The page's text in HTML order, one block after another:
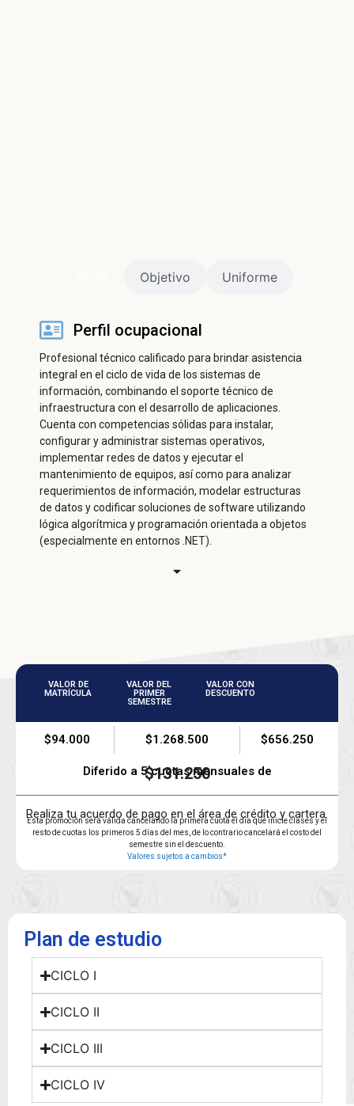
Objetivo Uniforme
Perfil ocupacional
Profesional técnico calificado para brindar asistencia
integral en el ciclo de vida de los sistemas de
información, combinando el soporte técnico de
infraestructura con el desarrollo de aplicaciones.
Cuenta con competencias sólidas para instalar,
configurar y administrar sistemas operativos,
implementar redes de datos y ejecutar el
mantenimiento de equipos, así como para analizar
requerimientos de información, modelar estructuras
de datos y codificar soluciones de software utilizando
lógica algorítmica y programación orientada a objetos
(especialmente en entornos .NET).
VALOR DE
MATRÍCULA
VALOR DEL
PRIMER
SEMESTRE
VALOR CON
DESCUENTO
$94.000 $1.268.500 $656.250
Diferido a 5 cuotas mensuales de
$131.250
Realiza tu acuerdo de pago en el área de crédito y cartera.
Esta promoción será válida cancelando la primera cuota el día que inicie clases y el
resto de cuotas los primeros 5 días del mes, de lo contrario cancelará el costo del
semestre sin el descuento.
Valores sujetos a cambios*
Plan de estudio
CICLO I
CICLO II
CICLO III
CICLO IV